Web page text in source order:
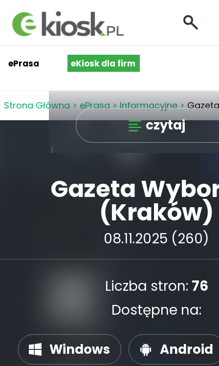
ePrasa eKiosk dla firm
Strona Główna > ePrasa > Informacyjne >
czytaj
Gazeta
(Kraków)
08.11.2025 (260)
Liczba stron: 76
Dostępne na:
Windows Android